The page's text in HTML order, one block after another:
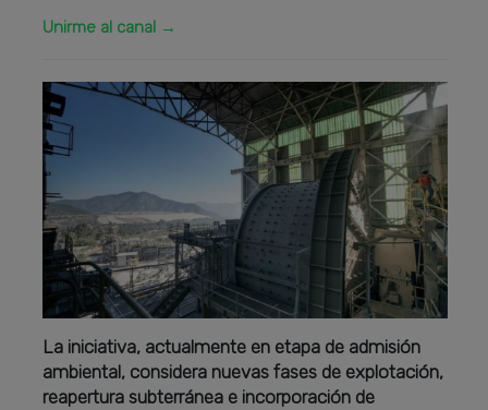
Unirme al canal →
La iniciativa, actualmente en etapa de admisión
ambiental, considera nuevas fases de explotación,
reapertura subterránea e incorporación de